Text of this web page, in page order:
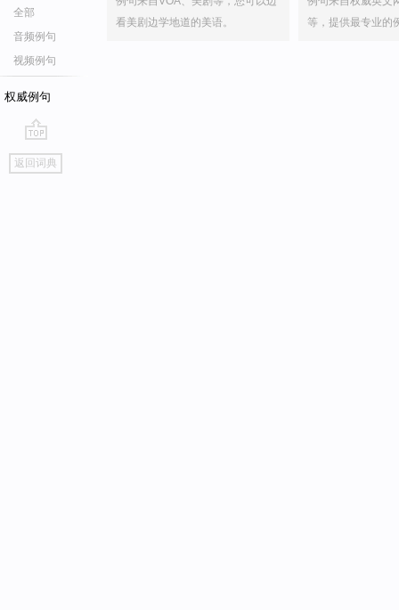
全部
音频例句
视频例句
权威例句
go
top
返回词典
看美剧边学地道的美语。
等，提供最专业的